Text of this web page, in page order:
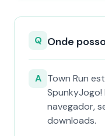
Q Onde
A Town Run
navegador,
downloads.